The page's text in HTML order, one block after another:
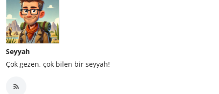
Seyyah
Çok gezen, çok bilen bir seyyah!